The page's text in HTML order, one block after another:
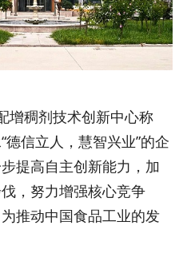
增稠剂技术创新中心称
德信立人，慧智兴业”的企
提高自主创新能力，加
，努力增强核心竞争
推动中国食品工业的发